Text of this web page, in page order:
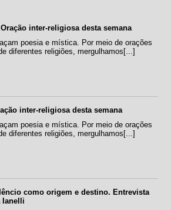
inter-religiosa desta semana
poesia e mística. Por meio de orações
diferentes religiões, mergulhamos[...]
inter-religiosa desta semana
poesia e mística. Por meio de orações
diferentes religiões, mergulhamos[...]
como origem e destino. Entrevista
Ianelli